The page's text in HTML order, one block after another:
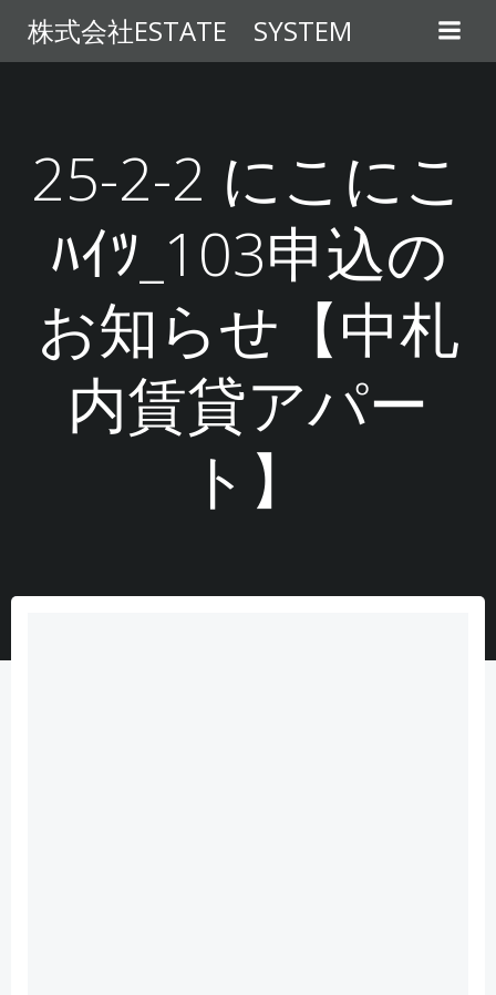
ン
テ
ス
キ
プ
株式会社ESTATE SYSTEM
25-2-2 にこにこ
ﾊｲﾂ_103申込の
お知らせ【中札
内賃貸アパー
ト】